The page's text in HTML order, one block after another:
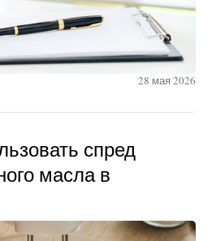
28 мая 2026
спред
масла в